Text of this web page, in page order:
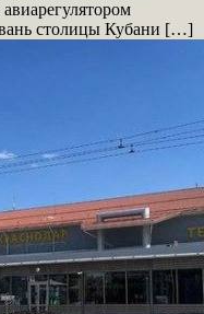
столицы Кубани […]